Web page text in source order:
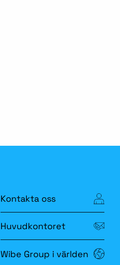
Kontakta oss
Huvudkontoret
Wibe Group i världen